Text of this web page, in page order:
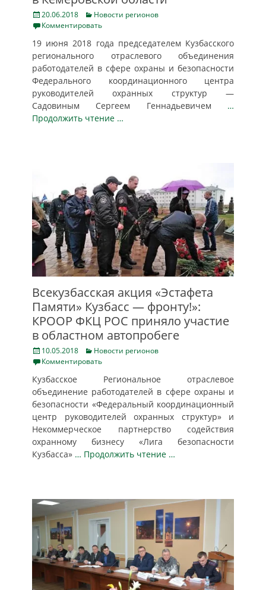
Posted
on
20.06.2018 Categories
Новости регионов
Комментировать
19 июня 2018 года председателем Кузбасского
регионального отраслевого объединения
работодателей в сфере охраны и безопасности
Федерального координационного центра
руководителей охранных структур —
Садовиным Сергеем Геннадьевичем …
Продолжить чтение …
Всекузбасская акция «Эстафета
Памяти» Кузбасс — фронту!»:
КРООР ФКЦ РОС приняло участие
в областном автопробеге
Posted
on
10.05.2018 Categories
Новости регионов
Комментировать
Кузбасское Региональное отраслевое
объединение работодателей в сфере охраны и
безопасности «Федеральный координационный
центр руководителей охранных структур» и
Некоммерческое партнерство содействия
охранному бизнесу «Лига безопасности
Кузбасса» … Продолжить чтение …